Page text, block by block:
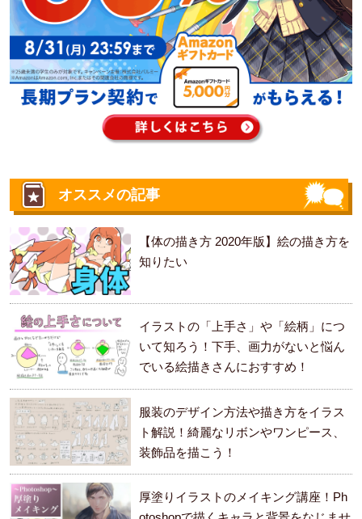
オススメの記事
【体の描き方 2020年版】絵の描き方を
知りたい
イラストの「上手さ」や「絵柄」につ
いて知ろう！下手、画力がないと悩ん
でいる絵描きさんにおすすめ！
服装のデザイン方法や描き方をイラス
ト解説！綺麗なリボンやワンピース、
装飾品を描こう！
厚塗りイラストのメイキング講座！Ph